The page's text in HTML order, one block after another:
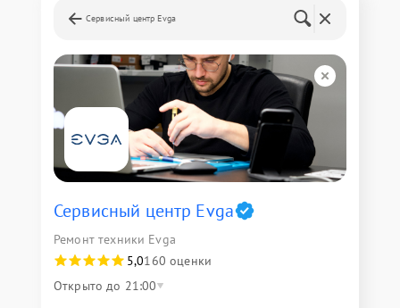
Сервисный центр Evga
Сервисный центр Evga
Ремонт техники Evga
5,0160 оценки
Открыто до 21:00